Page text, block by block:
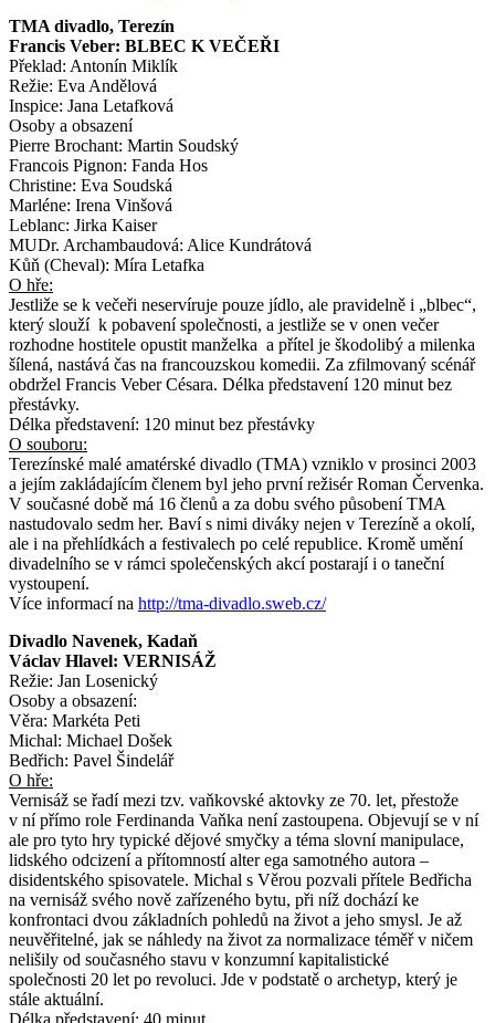
TMA divadlo, Terezín
Francis Veber: BLBEC K VEČEŘI
Překlad: Antonín Miklík
Režie: Eva Andělová
Inspice: Jana Letafková
Osoby a obsazení
Pierre Brochant: Martin Soudský
Francois Pignon: Fanda Hos
Christine: Eva Soudská
Marléne: Irena Vinšová
Leblanc: Jirka Kaiser
MUDr. Archambaudová: Alice Kundrátová
Kůň (Cheval): Míra Letafka
O hře:
Jestliže se k večeři neservíruje pouze jídlo, ale pravidelně i „blbec“,
který slouží k pobavení společnosti, a jestliže se v onen večer
rozhodne hostitele opustit manželka a přítel je škodolibý a milenka
šílená, nastává čas na francouzskou komedii. Za zfilmovaný scénář
obdržel Francis Veber Césara. Délka představení 120 minut bez
přestávky.
Délka představení: 120 minut bez přestávky
O souboru:
Terezínské malé amatérské divadlo (TMA) vzniklo v prosinci 2003
a jejím zakládajícím členem byl jeho první režisér Roman Červenka.
V současné době má 16 členů a za dobu svého působení TMA
nastudovalo sedm her. Baví s nimi diváky nejen v Terezíně a okolí,
ale i na přehlídkách a festivalech po celé republice. Kromě umění
divadelního se v rámci společenských akcí postarají i o taneční
vystoupení.
Více informací na http://tma-divadlo.sweb.cz/
Divadlo Navenek, Kadaň
Václav Hlavel: VERNISÁŽ
Režie: Jan Losenický
Osoby a obsazení:
Věra: Markéta Peti
Michal: Michael Došek
Bedřich: Pavel Šindelář
O hře:
Vernisáž se řadí mezi tzv. vaňkovské aktovky ze 70. let, přestože
v ní přímo role Ferdinanda Vaňka není zastoupena. Objevují se v ní
ale pro tyto hry typické dějové smyčky a téma slovní manipulace,
lidského odcizení a přítomností alter ega samotného autora –
disidentského spisovatele. Michal s Věrou pozvali přítele Bedřicha
na vernisáž svého nově zařízeného bytu, při níž dochází ke
konfrontaci dvou základních pohledů na život a jeho smysl. Je až
neuvěřitelné, jak se náhledy na život za normalizace téměř v ničem
nelišily od současného stavu v konzumní kapitalistické
společnosti 20 let po revoluci. Jde v podstatě o archetyp, který je
stále aktuální.